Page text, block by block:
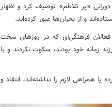
«پر تلاطم» توصیف کرد و اظهار
و از بحران‌ها عبور کرده‌اند.
فرهنگی‌ای که در روزهای سخت
زمانه خود بودند، سکوت نکردند و با
همراهی لازم را نداشته‌اند، انتقاد و